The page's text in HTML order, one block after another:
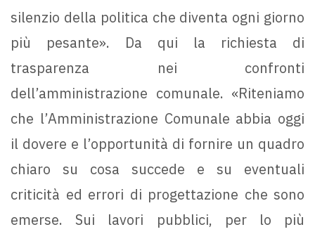
silenzio della politica che diventa ogni giorno
più pesante». Da qui la richiesta di
trasparenza nei confronti
dell’amministrazione comunale. «Riteniamo
che l’Amministrazione Comunale abbia oggi
il dovere e l’opportunità di fornire un quadro
chiaro su cosa succede e su eventuali
criticità ed errori di progettazione che sono
emerse. Sui lavori pubblici, per lo più